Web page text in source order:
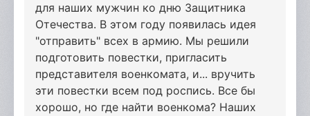
для наших мужчин ко дню Защитника
Отечества. В этом году появилась идея
"отправить" всех в армию. Мы решили
подготовить повестки, пригласить
представителя военкомата, и... вручить
эти повестки всем под роспись. Все бы
хорошо, но где найти военкома? Наших